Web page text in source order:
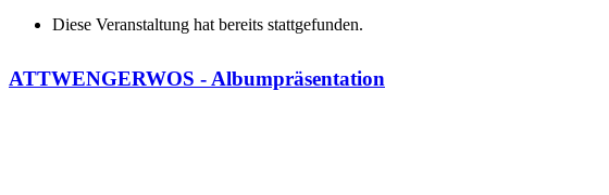
Diese Veranstaltung hat bereits stattgefunden.
ATTWENGERWOS - Albumpräsentation